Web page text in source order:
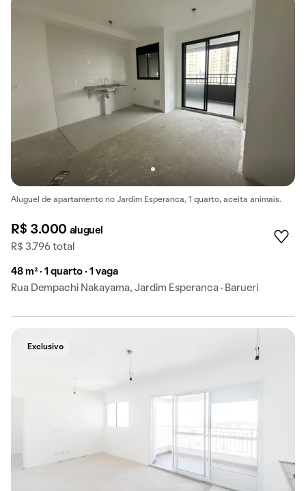
Aluguel de apartamento no Jardim Esperanca, 1 quarto, aceita animais.
R$ 3.000 aluguel
R$ 3.796 total
48 m² · 1 quarto · 1 vaga
Rua Dempachi Nakayama, Jardim Esperanca · Barueri
Exclusivo